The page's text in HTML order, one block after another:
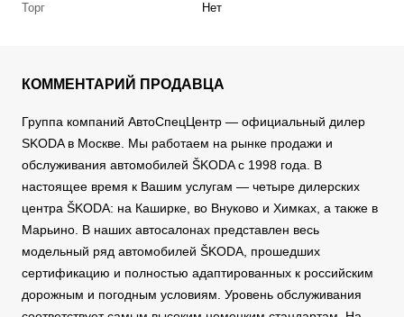
Торг
Нет
КОММЕНТАРИЙ ПРОДАВЦА
Группа компаний АвтоСпецЦентр — официальный дилер
SKODA в Москве. Мы работаем на рынке продажи и
обслуживания автомобилей ŠKODA с 1998 года. В
настоящее время к Вашим услугам — четыре дилерских
центра ŠKODA: на Каширке, во Внуково и Химках, а также в
Марьино. В наших автосалонах представлен весь
модельный ряд автомобилей ŠKODA, прошедших
сертификацию и полностью адаптированных к российским
дорожным и погодным условиям. Уровень обслуживания